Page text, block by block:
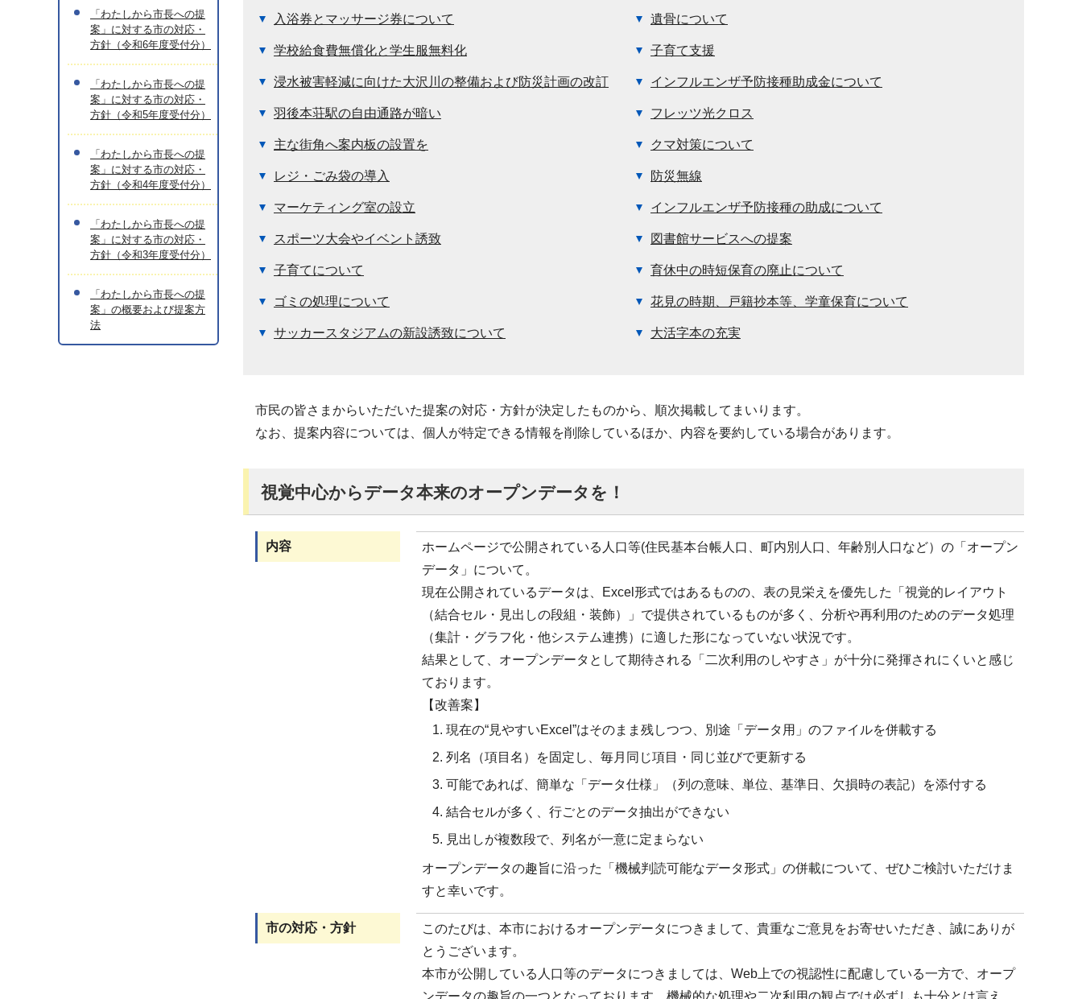
入浴券とマッサージ券について 遺骨について
学校給食費無償化と学生服無料化 子育て支援
浸水被害軽減に向けた大沢川の整備および防災計画の改訂 インフルエンザ予防接種助成金について
羽後本荘駅の自由通路が暗い フレッツ光クロス
主な街角へ案内板の設置を クマ対策について
レジ・ごみ袋の導入 防災無線
マーケティング室の設立 インフルエンザ予防接種の助成について
スポーツ大会やイベント誘致 図書館サービスへの提案
子育てについて 育休中の時短保育の廃止について
ゴミの処理について 花見の時期、戸籍抄本等、学童保育について
サッカースタジアムの新設誘致について 大活字本の充実
市民の皆さまからいただいた提案の対応・方針が決定したものから、順次掲載してまいります。
なお、提案内容については、個人が特定できる情報を削除しているほか、内容を要約している場合があります。
視覚中心からデータ本来のオープンデータを！
内容
ホームページで公開されている人口等(住民基本台帳人口、町内別人口、年齢別人口など）の「オープン
データ」について。
現在公開されているデータは、Excel形式ではあるものの、表の見栄えを優先した「視覚的レイアウト
（結合セル・見出しの段組・装飾）」で提供されているものが多く、分析や再利用のためのデータ処理
（集計・グラフ化・他システム連携）に適した形になっていない状況です。
結果として、オープンデータとして期待される「二次利用のしやすさ」が十分に発揮されにくいと感じ
ております。
【改善案】
現在の“見やすいExcel”はそのまま残しつつ、別途「データ用」のファイルを併載する
列名（項目名）を固定し、毎月同じ項目・同じ並びで更新する
可能であれば、簡単な「データ仕様」（列の意味、単位、基準日、欠損時の表記）を添付する
結合セルが多く、行ごとのデータ抽出ができない
見出しが複数段で、列名が一意に定まらない
オープンデータの趣旨に沿った「機械判読可能なデータ形式」の併載について、ぜひご検討いただけま
すと幸いです。
市の対応・方針
このたびは、本市におけるオープンデータにつきまして、貴重なご意見をお寄せいただき、誠にありが
とうございます。
本市が公開している人口等のデータにつきましては、Web上での視認性に配慮している一方で、オープ
ンデータの趣旨の一つとなっております、機械的な処理や二次利用の観点では必ずしも十分とは言え
「わたしから市長への提
案」に対する市の対応・
方針（令和6年度受付分）
「わたしから市長への提
案」に対する市の対応・
方針（令和5年度受付分）
「わたしから市長への提
案」に対する市の対応・
方針（令和4年度受付分）
「わたしから市長への提
案」に対する市の対応・
方針（令和3年度受付分）
「わたしから市長への提
案」の概要および提案方
法